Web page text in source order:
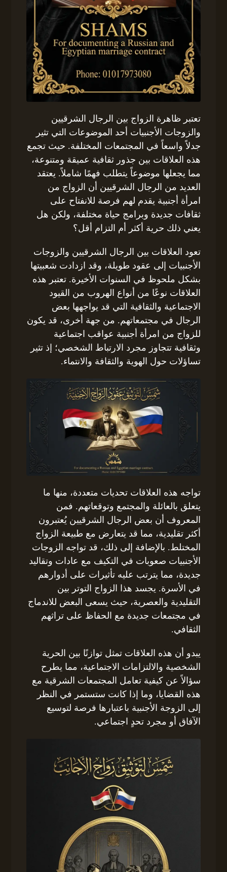
تعتبر ظاهرة الزواج بين الرجال الشرقيين
والزوجات الأجنبيات أحد الموضوعات التي تثير
جدلاً واسعاً في المجتمعات المختلفة. حيث تجمع
هذه العلاقات بين جذور ثقافية عميقة ومتنوعة،
مما يجعلها موضوعاً يتطلب فهمًا شاملاً. يعتقد
العديد من الرجال الشرقيين أن الزواج من
امرأة أجنبية يقدم لهم فرصة للانفتاح على
ثقافات جديدة وبرامج حياة مختلفة، ولكن هل
يعني ذلك حرية أكثر أم التزام أقل؟
تعود العلاقات بين الرجال الشرقيين والزوجات
الأجنبيات إلى عقود طويلة، وقد ازدادت شعبيتها
بشكل ملحوظ في السنوات الأخيرة. تعتبر هذه
العلاقات نوعًا من أنواع الهروب من القيود
الاجتماعية والثقافية التي قد يواجهها بعض
الرجال في مجتمعاتهم. من جهة أخرى، قد يكون
للزواج من امرأة أجنبية عواقب اجتماعية
وثقافية تتجاوز مجرد الارتباط الشخصي؛ إذ تثير
تساؤلات حول الهوية والثقافة والانتماء.
تواجه هذه العلاقات تحديات متعددة، منها ما
يتعلق بالعائلة والمجتمع وتوقعاتهم. فمن
المعروف أن بعض الرجال الشرقيين يُعتبرون
أكثر تقليدية، مما قد يتعارض مع طبيعة الزواج
المختلط. بالإضافة إلى ذلك، قد تواجه الزوجات
الأجنبيات صعوبات في التكيف مع عادات وتقاليد
جديدة، مما يترتب عليه تأثيرات على أدوارهم
في الأسرة. يجسد هذا الزواج التوتر بين
التقليدية والعصرية، حيث يسعى البعض للاندماج
في مجتمعات جديدة مع الحفاظ على تراثهم
الثقافي.
يبدو أن هذه العلاقات تمثل توازنًا بين الحرية
الشخصية والالتزامات الاجتماعية، مما يطرح
سؤالاً عن كيفية تعامل المجتمعات الشرقية مع
هذه القضايا، وما إذا كانت ستستمر في النظر
إلى الزوجة الأجنبية باعتبارها فرصة لتوسيع
الآفاق أو مجرد تحدٍ اجتماعي.